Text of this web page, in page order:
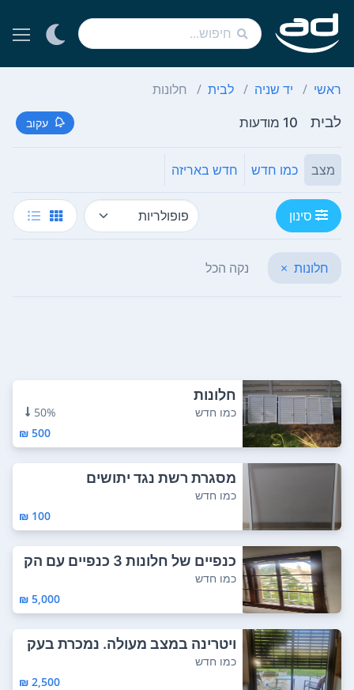
ראשי יד שניה לבית חלונות
לבית 10 מודעות עקוב
מצב כמו חדש חדש באריזה
סינון
חלונות × נקה הכל
חלונות
כמו חדש
50%
500 ₪
מסגרת רשת נגד יתושים
כמו חדש
100 ₪
כנפיים של חלונות 3 כנפיים עם הק
שת למעלה ...
כמו חדש
5,000 ₪
ויטרינה במצב מעולה. נמכרת בעק
בות שיפוץ. ...
כמו חדש
2,500 ₪